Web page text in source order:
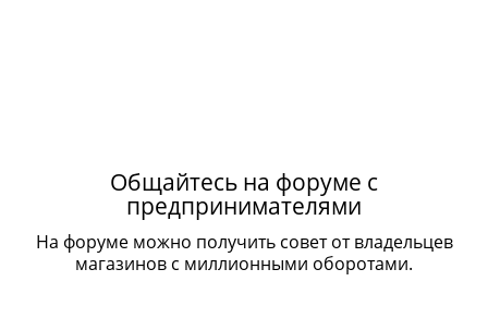
Общайтесь на форуме с
предпринимателями
На форуме можно получить совет от владельцев
магазинов с миллионными оборотами.